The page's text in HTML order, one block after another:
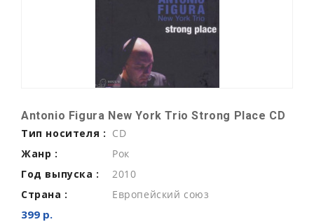
Antonio Figura New York Trio Strong Place CD
Тип носителя : CD
Жанр :
Рок
Год выпуска :
2010
Страна :
Европейский союз
399 р.